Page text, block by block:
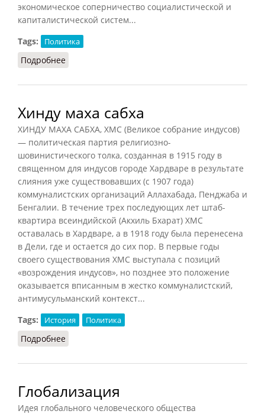
экономическое соперничество социалистической и
капиталистической систем...
Tags:
Политика
Подробнее
Хинду маха сабха
ХИНДУ МАХА САБХА, ХМС (Великое собрание индусов)
— политическая партия религиозно-
шовинистического толка, созданная в 1915 году в
священном для индусов городе Хардваре в результате
слияния уже существовавших (с 1907 года)
коммуналистских организаций Аллахабада, Пенджаба и
Бенгалии. В течение трех последующих лет штаб-
квартира всеиндийской (Акхиль Бхарат) ХМС
оставалась в Хардваре, а в 1918 году была перенесена
в Дели, где и остается до сих пор. В первые годы
своего существования ХМС выступала с позиций
«возрождения индусов», но позднее это положение
оказывается вписанным в жестко коммуналистский,
антимусульманский контекст...
Tags:
История Политика
Подробнее
Глобализация
Идея глобального человеческого общества